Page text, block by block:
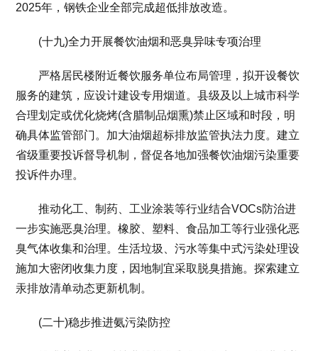
2025年，钢铁企业全部完成超低排放改造。
(十九)全力开展餐饮油烟和恶臭异味专项治理
严格居民楼附近餐饮服务单位布局管理，拟开设餐饮
服务的建筑，应设计建设专用烟道。县级及以上城市科学
合理划定或优化烧烤(含腊制品烟熏)禁止区域和时段，明
确具体监管部门。加大油烟超标排放监管执法力度。建立
省级重要投诉督导机制，督促各地加强餐饮油烟污染重要
投诉件办理。
推动化工、制药、工业涂装等行业结合VOCs防治进
一步实施恶臭治理。橡胶、塑料、食品加工等行业强化恶
臭气体收集和治理。生活垃圾、污水等集中式污染处理设
施加大密闭收集力度，因地制宜采取脱臭措施。探索建立
汞排放清单动态更新机制。
(二十)稳步推进氨污染防控